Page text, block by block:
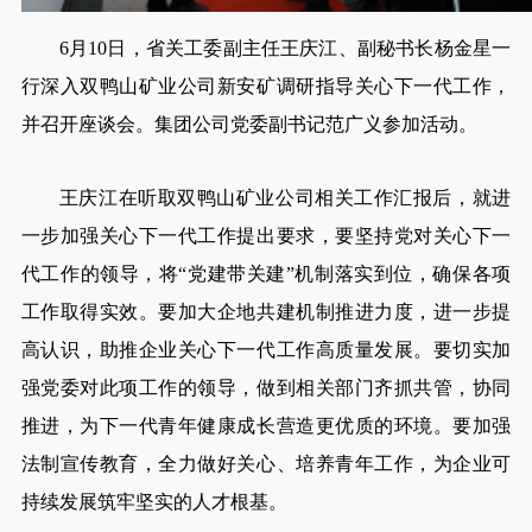
6月10日，省关工委副主任王庆江、副秘书长杨金星一
行深入双鸭山矿业公司新安矿调研指导关心下一代工作，
并召开座谈会。集团公司党委副书记范广义参加活动。
王庆江在听取双鸭山矿业公司相关工作汇报后，就进
一步加强关心下一代工作提出要求，要坚持党对关心下一
代工作的领导，将“党建带关建”机制落实到位，确保各项
工作取得实效。要加大企地共建机制推进力度，进一步提
高认识，助推企业关心下一代工作高质量发展。要切实加
强党委对此项工作的领导，做到相关部门齐抓共管，协同
推进，为下一代青年健康成长营造更优质的环境。要加强
法制宣传教育，全力做好关心、培养青年工作，为企业可
持续发展筑牢坚实的人才根基。